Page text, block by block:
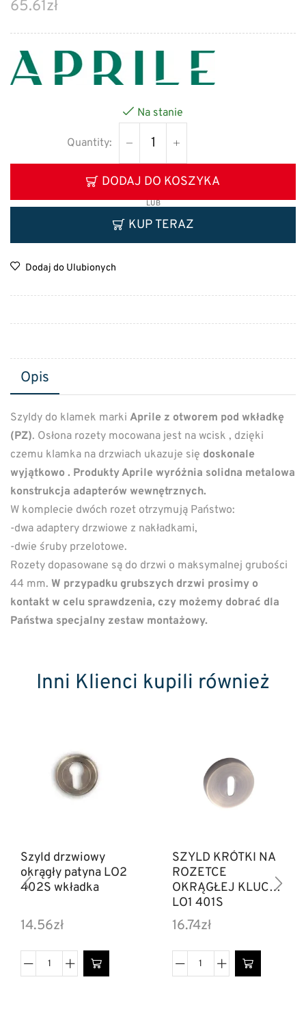
65.61zł
Na stanie
DODAJ DO KOSZYKA
LUB
KUP TERAZ
Dodaj do Ulubionych
Opis
Szyldy do klamek marki Aprile z otworem pod wkładkę
(PZ). Osłona rozety mocowana jest na wcisk , dzięki
czemu klamka na drzwiach ukazuje się doskonale
wyjątkowo . Produkty Aprile wyróżnia solidna metalowa
konstrukcja adapterów wewnętrznych.
W komplecie dwóch rozet otrzymują Państwo:
-dwa adaptery drzwiowe z nakładkami,
-dwie śruby przelotowe.
Rozety dopasowane są do drzwi o maksymalnej grubości
44 mm. W przypadku grubszych drzwi prosimy o
kontakt w celu sprawdzenia, czy możemy dobrać dla
Państwa specjalny zestaw montażowy.
Inni Klienci kupili również
Szyld drzwiowy
okrągły patyna LO2
402S wkładka
14.56zł
SZYLD KRÓTKI NA
ROZETCE
OKRĄGŁEJ KLUCZ
LO1 401S
16.74zł